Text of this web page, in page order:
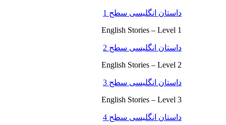
داستان انگلیسی سطح 1
English Stories – Level 1
داستان انگلیسی سطح 2
English Stories – Level 2
داستان انگلیسی سطح 3
English Stories – Level 3
داستان انگلیسی سطح 4